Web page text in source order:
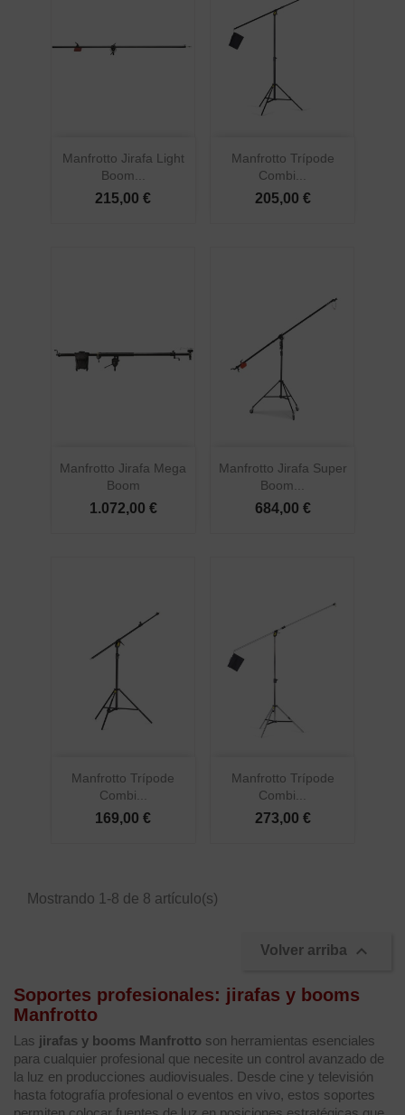
Manfrotto Jirafa Light
Boom...
215,00 €
Manfrotto Trípode
Combi...
205,00 €
Manfrotto Jirafa Mega
Boom
1.072,00 €
Manfrotto Jirafa Super
Boom...
684,00 €
Manfrotto Trípode
Combi...
169,00 €
Manfrotto Trípode
Combi...
273,00 €
Mostrando 1-8 de 8 artículo(s)
Volver arriba 
Soportes profesionales: jirafas y booms
Manfrotto
Las jirafas y booms Manfrotto son herramientas esenciales
para cualquier profesional que necesite un control avanzado de
la luz en producciones audiovisuales. Desde cine y televisión
hasta fotografía profesional o eventos en vivo, estos soportes